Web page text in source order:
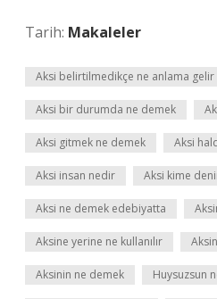
Tarih: Makaleler
Aksi belirtilmedikçe ne anlama gelir
Aksi bir durumda ne demek
Aksi gitmek ne demek Aksi
Aksi insan nedir Aksi kime
Aksi ne demek edebiyatta
Aksine yerine ne kullanılır
Aksinin ne demek Huysuzsun